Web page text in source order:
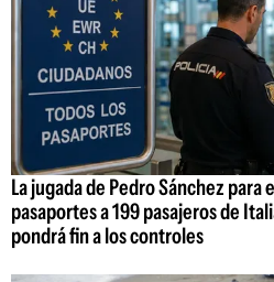
La jugada de Pedro Sánchez para
pasaportes a 199 pasajeros de
pondrá fin a los controles